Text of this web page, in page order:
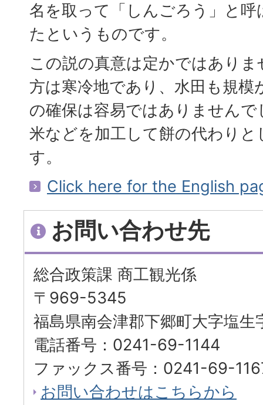
名を取って「しんごろう」と
たというものです。
この説の真意は定かではあり
方は寒冷地であり、水田も規模
の確保は容易ではありません
米などを加工して餅の代わり
す。
Click here for the English
お問い合わせ先
総合政策課 商工観光係
〒969-5345
福島県南会津郡下郷町大字塩
電話番号：0241-69-1144
ファックス番号：0241-69-
お問い合わせはこちらから